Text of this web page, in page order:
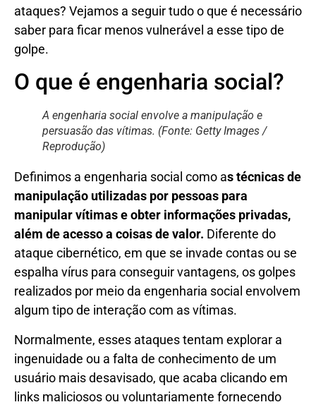
ataques? Vejamos a seguir tudo o que é necessário
saber para ficar menos vulnerável a esse tipo de
golpe.
O que é engenharia social?
A engenharia social envolve a manipulação e
persuasão das vítimas. (Fonte: Getty Images /
Reprodução)
Definimos a engenharia social como as técnicas de
manipulação utilizadas por pessoas para
manipular vítimas e obter informações privadas,
além de acesso a coisas de valor. Diferente do
ataque cibernético, em que se invade contas ou se
espalha vírus para conseguir vantagens, os golpes
realizados por meio da engenharia social envolvem
algum tipo de interação com as vítimas.
Normalmente, esses ataques tentam explorar a
ingenuidade ou a falta de conhecimento de um
usuário mais desavisado, que acaba clicando em
links maliciosos ou voluntariamente fornecendo